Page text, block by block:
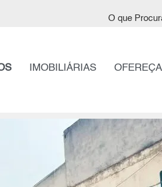
O que
IMOBILIÁRIAS